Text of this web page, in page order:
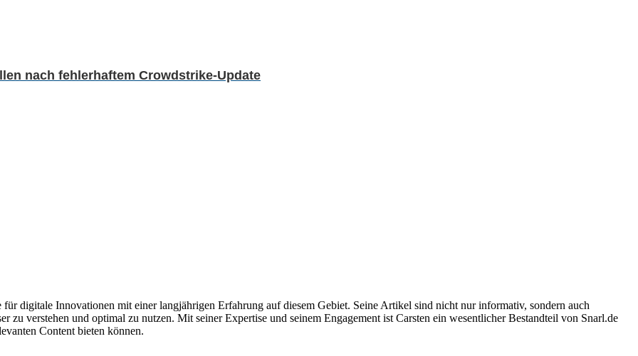
nach fehlerhaftem Crowdstrike-Update
digitale Innovationen mit einer langjährigen Erfahrung auf diesem Gebiet. Seine Artikel sind nicht nur informativ, sondern auch
zu verstehen und optimal zu nutzen. Mit seiner Expertise und seinem Engagement ist Carsten ein wesentlicher Bestandteil von Snarl.de
Content bieten können.